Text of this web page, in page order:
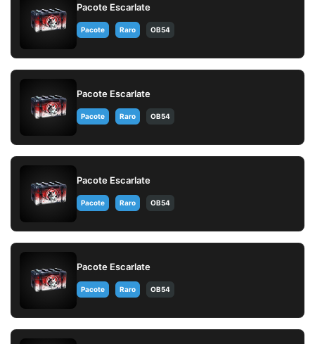
Pacote Escarlate
Pacote Raro OB54
Pacote Escarlate
Pacote Raro OB54
Pacote Escarlate
Pacote Raro OB54
Pacote Escarlate
Pacote Raro OB54